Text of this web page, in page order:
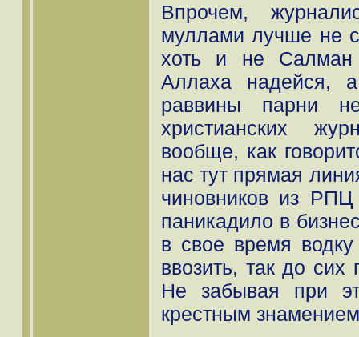
Впрочем,
муллами лучше не
хоть и не
Аллаха
раввины парни
христианских
вообще, как
нас тут прямая
чиновников из
паникадило в
в свое время
ввозить, так до
Не забывая при
крестным